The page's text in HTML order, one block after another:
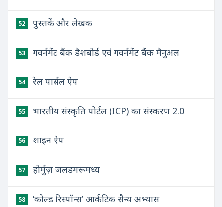
52 पुस्तकें और लेखक
53 गवर्नमेंट बैंक डैशबोर्ड एवं गवर्नमेंट बैंक मैनुअल
54 रेल पार्सल ऐप
55 भारतीय संस्कृति पोर्टल (ICP) का संस्करण 2.0
56 शाइन ऐप
57 होर्मुज़ जलडमरूमध्य
58 ‘कोल्ड रिस्पॉन्स’ आर्कटिक सैन्य अभ्यास